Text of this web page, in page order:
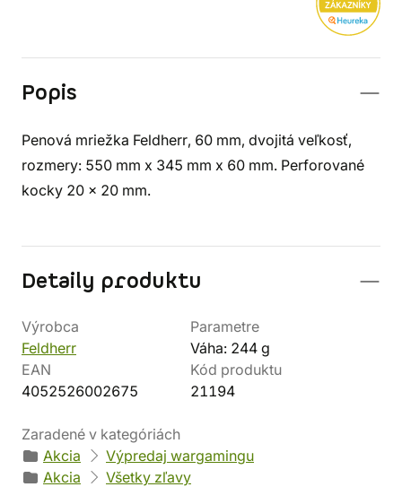
Popis
Penová mriežka Feldherr, 60 mm, dvojitá veľkosť,
rozmery: 550 mm x 345 mm x 60 mm. Perforované
kocky 20 x 20 mm.
Detaily produktu
Výrobca
Feldherr
Parametre
Váha: 244 g
EAN
4052526002675
Kód produktu
21194
Zaradené v kategóriách
Akcia
Výpredaj wargamingu
Akcia
Všetky zľavy